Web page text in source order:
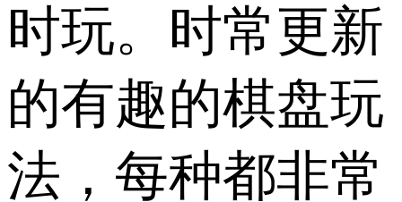
时玩。时常更新
的有趣的棋盘玩
法，每种都非常